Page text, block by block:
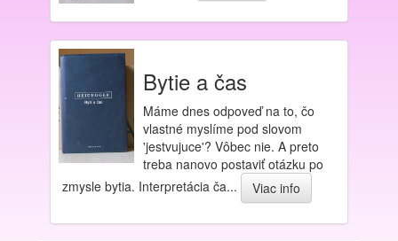
Bytie a čas
Máme dnes odpoveď na to, čo
vlastné myslíme pod slovom
'jestvujuce'? Vôbec nie. A preto
treba nanovo postaviť otázku po
zmysle bytia. Interpretácia ča...
Viac info